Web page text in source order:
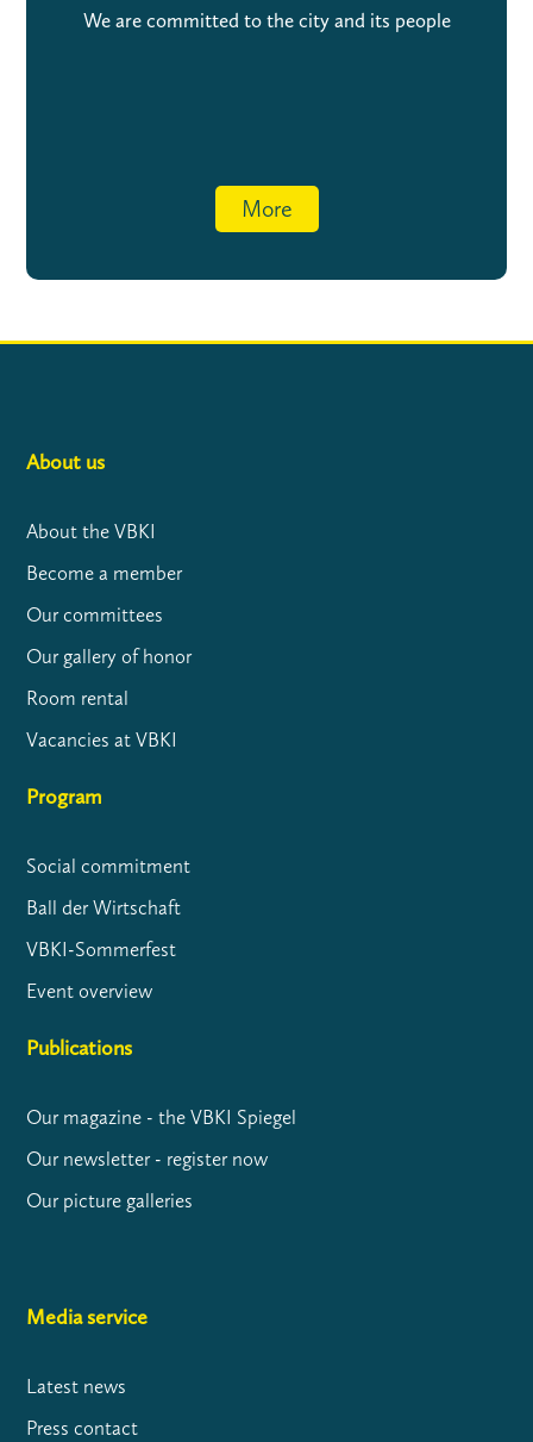
We are committed to the city and its people
More
About us
About the VBKI
Become a member
Our committees
Our gallery of honor
Room rental
Vacancies at VBKI
Program
Social commitment
Ball der Wirtschaft
VBKI-Sommerfest
Event overview
Publications
Our magazine - the VBKI Spiegel
Our newsletter - register now
Our picture galleries
Media service
Latest news
Press contact